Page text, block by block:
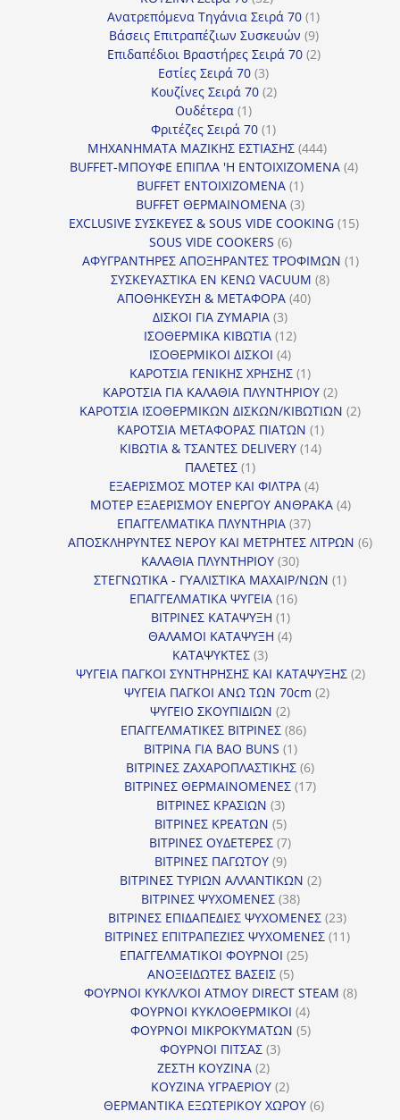
προϊόντα
Ανατρεπόμενα Τηγάνια Σειρά 70 11
προϊόν
Βάσεις Επιτραπέζιων Συσκευών 99
προϊόντα
Επιδαπέδιοι Βραστήρες Σειρά 70 22
Εστίες Σειρά 70 33
προϊόντα
Κουζίνες Σειρά 70 22
Ουδέτερα 11
προϊόν
Φριτέζες Σειρά 70 11
προϊόν
ΜΗΧΑΝΗΜΑΤΑ ΜΑΖΙΚΗΣ ΕΣΤΙΑΣΗΣ 444444
προϊόντα
BUFFET-ΜΠΟΥΦΕ ΕΠΙΠΛΑ 'Η ΕΝΤΟΙΧΙΖΟΜΕΝΑ 44
BUFFET ΕΝΤΟΙΧΙΖΟΜΕΝΑ 11
προϊόν
BUFFET ΘΕΡΜΑΙΝΟΜΕΝΑ 33
προϊόντα
EXCLUSIVE ΣΥΣΚΕΥΕΣ & SOUS VIDE COOKING 1515
SOUS VIDE COOKERS 66
προϊόντα
ΑΦΥΓΡΑΝΤΗΡΕΣ ΑΠΟΞΗΡΑΝΤΕΣ ΤΡΟΦΙΜΩΝ 11
ΣΥΣΚΕΥΑΣΤΙΚΑ ΕΝ ΚΕΝΩ VACUUM 88
ΑΠΟΘΗΚΕΥΣΗ & ΜΕΤΑΦΟΡΑ 4040
ΔΙΣΚΟΙ ΓΙΑ ΖΥΜΑΡΙΑ 33
προϊόντα
ΙΣΟΘΕΡΜΙΚΑ ΚΙΒΩΤΙΑ 1212
ΙΣΟΘΕΡΜΙΚΟΙ ΔΙΣΚΟΙ 44
προϊόντα
ΚΑΡΟΤΣΙΑ ΓΕΝΙΚΗΣ ΧΡΗΣΗΣ 11
προϊόν
ΚΑΡΟΤΣΙΑ ΓΙΑ ΚΑΛΑΘΙΑ ΠΛΥΝΤΗΡΙΟΥ 22
προϊόντα
ΚΑΡΟΤΣΙΑ ΙΣΟΘΕΡΜΙΚΩΝ ΔΙΣΚΩΝ/ΚΙΒΩΤΙΩΝ 22
ΚΑΡΟΤΣΙΑ ΜΕΤΑΦΟΡΑΣ ΠΙΑΤΩΝ 11
προϊόν
ΚΙΒΩΤΙΑ & ΤΣΑΝΤΕΣ DELIVERY 1414
ΠΑΛΕΤΕΣ 11
προϊόν
ΕΞΑΕΡΙΣΜΟΣ ΜΟΤΕΡ ΚΑΙ ΦΙΛΤΡΑ 44
προϊόντα
ΜΟΤΕΡ ΕΞΑΕΡΙΣΜΟΥ ΕΝΕΡΓΟΥ ΑΝΘΡΑΚΑ 44
ΕΠΑΓΓΕΛΜΑΤΙΚΑ ΠΛΥΝΤΗΡΙΑ 3737
προϊόντα
ΑΠΟΣΚΛΗΡΥΝΤΕΣ ΝΕΡΟΥ ΚΑΙ ΜΕΤΡΗΤΕΣ ΛΙΤΡΩΝ 66
ΚΑΛΑΘΙΑ ΠΛΥΝΤΗΡΙΟΥ 3030
προϊόντα
ΣΤΕΓΝΩΤΙΚΑ - ΓΥΑΛΙΣΤΙΚΑ ΜΑΧΑΙΡ/ΝΩΝ 11
ΕΠΑΓΓΕΛΜΑΤΙΚΑ ΨΥΓΕΙΑ 1616
ΒΙΤΡΙΝΕΣ ΚΑΤΑΨΥΞΗ 11
προϊόν
ΘΑΛΑΜΟΙ ΚΑΤΑΨΥΞΗ 44
ΚΑΤΑΨΥΚΤΕΣ 33
προϊόντα
ΨΥΓΕΙΑ ΠΑΓΚΟΙ ΣΥΝΤΗΡΗΣΗΣ ΚΑΙ ΚΑΤΑΨΥΞΗΣ 22
ΨΥΓΕΙΑ ΠΑΓΚΟΙ ΑΝΩ ΤΩΝ 70cm 22
ΨΥΓΕΙΟ ΣΚΟΥΠΙΔΙΩΝ 22
προϊόντα
ΕΠΑΓΓΕΛΜΑΤΙΚΕΣ ΒΙΤΡΙΝΕΣ 8686
ΒΙΤΡΙΝΑ ΓΙΑ BAO BUNS 11
προϊόν
ΒΙΤΡΙΝΕΣ ΖΑΧΑΡΟΠΛΑΣΤΙΚΗΣ 66
προϊόντα
ΒΙΤΡΙΝΕΣ ΘΕΡΜΑΙΝΟΜΕΝΕΣ 1717
ΒΙΤΡΙΝΕΣ ΚΡΑΣΙΩΝ 33
προϊόντα
ΒΙΤΡΙΝΕΣ ΚΡΕΑΤΩΝ 55
προϊόντα
ΒΙΤΡΙΝΕΣ ΟΥΔΕΤΕΡΕΣ 77
ΒΙΤΡΙΝΕΣ ΠΑΓΩΤΟΥ 99
προϊόντα
ΒΙΤΡΙΝΕΣ ΤΥΡΙΩΝ ΑΛΛΑΝΤΙΚΩΝ 22
ΒΙΤΡΙΝΕΣ ΨΥΧΟΜΕΝΕΣ 3838
προϊόντα
ΒΙΤΡΙΝΕΣ ΕΠΙΔΑΠΕΔΙΕΣ ΨΥΧΟΜΕΝΕΣ 2323
προϊόντα
ΒΙΤΡΙΝΕΣ ΕΠΙΤΡΑΠΕΖΙΕΣ ΨΥΧΟΜΕΝΕΣ 1111
ΕΠΑΓΓΕΛΜΑΤΙΚΟΙ ΦΟΥΡΝΟΙ 2525
ΑΝΟΞΕΙΔΩΤΕΣ ΒΑΣΕΙΣ 55
προϊόντα
ΦΟΥΡΝΟΙ ΚΥΚΛ/ΚΟΙ ΑΤΜΟΥ DIRECT STEAM 88
ΦΟΥΡΝΟΙ ΚΥΚΛΟΘΕΡΜΙΚΟΙ 44
προϊόντα
ΦΟΥΡΝΟΙ ΜΙΚΡΟΚΥΜΑΤΩΝ 55
ΦΟΥΡΝΟΙ ΠΙΤΣΑΣ 33
ΖΕΣΤΗ ΚΟΥΖΙΝΑ 22
προϊόντα
ΚΟΥΖΙΝΑ ΥΓΡΑΕΡΙΟΥ 22
προϊόντα
ΘΕΡΜΑΝΤΙΚΑ ΕΞΩΤΕΡΙΚΟΥ ΧΩΡΟΥ 66